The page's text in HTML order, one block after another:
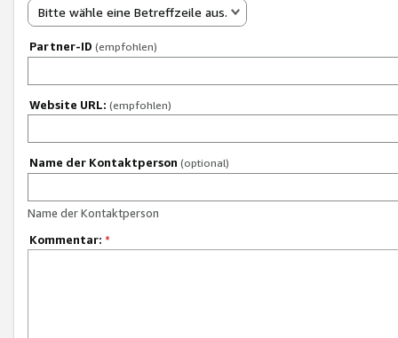
Bitte wähle eine Betreffzeile aus.
Partner-ID (empfohlen)
Website URL: (empfohlen)
Name der Kontaktperson (optional)
Name der Kontaktperson
Kommentar: *